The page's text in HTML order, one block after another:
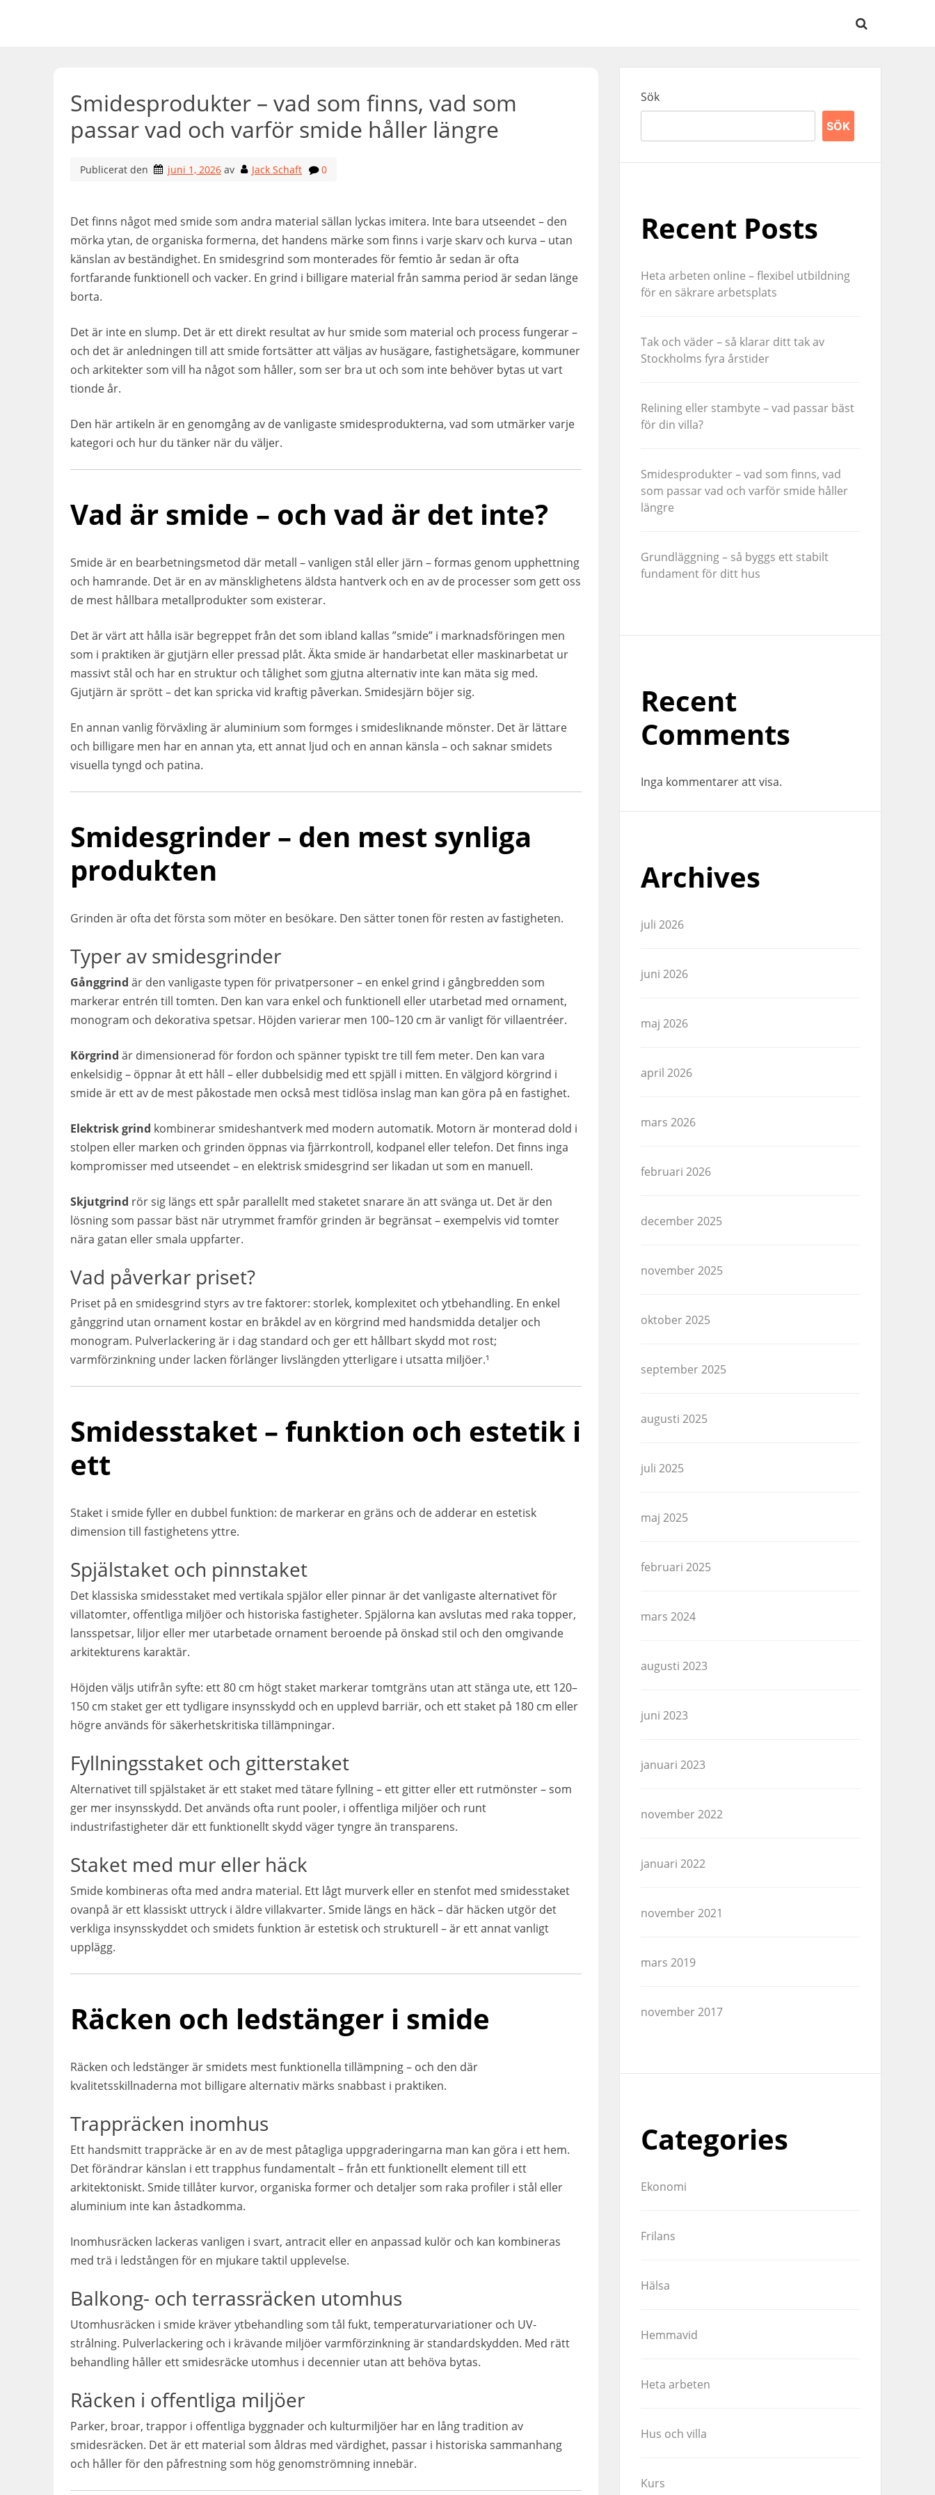
Smidesprodukter – vad som finns, vad som
passar vad och varför smide håller längre
Publicerat den juni 1, 2026 av Jack Schaft 0
Det finns något med smide som andra material sällan lyckas imitera. Inte bara utseendet – den
mörka ytan, de organiska formerna, det handens märke som finns i varje skarv och kurva – utan
känslan av beständighet. En smidesgrind som monterades för femtio år sedan är ofta
fortfarande funktionell och vacker. En grind i billigare material från samma period är sedan länge
borta.
Det är inte en slump. Det är ett direkt resultat av hur smide som material och process fungerar –
och det är anledningen till att smide fortsätter att väljas av husägare, fastighetsägare, kommuner
och arkitekter som vill ha något som håller, som ser bra ut och som inte behöver bytas ut vart
tionde år.
Den här artikeln är en genomgång av de vanligaste smidesprodukterna, vad som utmärker varje
kategori och hur du tänker när du väljer.
Vad är smide – och vad är det inte?
Smide är en bearbetningsmetod där metall – vanligen stål eller järn – formas genom upphettning
och hamrande. Det är en av mänsklighetens äldsta hantverk och en av de processer som gett oss
de mest hållbara metallprodukter som existerar.
Det är värt att hålla isär begreppet från det som ibland kallas ”smide” i marknadsföringen men
som i praktiken är gjutjärn eller pressad plåt. Äkta smide är handarbetat eller maskinarbetat ur
massivt stål och har en struktur och tålighet som gjutna alternativ inte kan mäta sig med.
Gjutjärn är sprött – det kan spricka vid kraftig påverkan. Smidesjärn böjer sig.
En annan vanlig förväxling är aluminium som formges i smidesliknande mönster. Det är lättare
och billigare men har en annan yta, ett annat ljud och en annan känsla – och saknar smidets
visuella tyngd och patina.
Smidesgrinder – den mest synliga
produkten
Grinden är ofta det första som möter en besökare. Den sätter tonen för resten av fastigheten.
Typer av smidesgrinder
Gånggrind är den vanligaste typen för privatpersoner – en enkel grind i gångbredden som
markerar entrén till tomten. Den kan vara enkel och funktionell eller utarbetad med ornament,
monogram och dekorativa spetsar. Höjden varierar men 100–120 cm är vanligt för villaentréer.
Körgrind är dimensionerad för fordon och spänner typiskt tre till fem meter. Den kan vara
enkelsidig – öppnar åt ett håll – eller dubbelsidig med ett spjäll i mitten. En välgjord körgrind i
smide är ett av de mest påkostade men också mest tidlösa inslag man kan göra på en fastighet.
Elektrisk grind kombinerar smideshantverk med modern automatik. Motorn är monterad dold i
stolpen eller marken och grinden öppnas via fjärrkontroll, kodpanel eller telefon. Det finns inga
kompromisser med utseendet – en elektrisk smidesgrind ser likadan ut som en manuell.
Skjutgrind rör sig längs ett spår parallellt med staketet snarare än att svänga ut. Det är den
lösning som passar bäst när utrymmet framför grinden är begränsat – exempelvis vid tomter
nära gatan eller smala uppfarter.
Vad påverkar priset?
Priset på en smidesgrind styrs av tre faktorer: storlek, komplexitet och ytbehandling. En enkel
gånggrind utan ornament kostar en bråkdel av en körgrind med handsmidda detaljer och
monogram. Pulverlackering är i dag standard och ger ett hållbart skydd mot rost;
varmförzinkning under lacken förlänger livslängden ytterligare i utsatta miljöer.¹
Smidesstaket – funktion och estetik i
ett
Staket i smide fyller en dubbel funktion: de markerar en gräns och de adderar en estetisk
dimension till fastighetens yttre.
Spjälstaket och pinnstaket
Det klassiska smidesstaket med vertikala spjälor eller pinnar är det vanligaste alternativet för
villatomter, offentliga miljöer och historiska fastigheter. Spjälorna kan avslutas med raka topper,
lansspetsar, liljor eller mer utarbetade ornament beroende på önskad stil och den omgivande
arkitekturens karaktär.
Höjden väljs utifrån syfte: ett 80 cm högt staket markerar tomtgräns utan att stänga ute, ett 120–
150 cm staket ger ett tydligare insynsskydd och en upplevd barriär, och ett staket på 180 cm eller
högre används för säkerhetskritiska tillämpningar.
Fyllningsstaket och gitterstaket
Alternativet till spjälstaket är ett staket med tätare fyllning – ett gitter eller ett rutmönster – som
ger mer insynsskydd. Det används ofta runt pooler, i offentliga miljöer och runt
industrifastigheter där ett funktionellt skydd väger tyngre än transparens.
Staket med mur eller häck
Smide kombineras ofta med andra material. Ett lågt murverk eller en stenfot med smidesstaket
ovanpå är ett klassiskt uttryck i äldre villakvarter. Smide längs en häck – där häcken utgör det
verkliga insynsskyddet och smidets funktion är estetisk och strukturell – är ett annat vanligt
upplägg.
Räcken och ledstänger i smide
Räcken och ledstänger är smidets mest funktionella tillämpning – och den där
kvalitetsskillnaderna mot billigare alternativ märks snabbast i praktiken.
Trappräcken inomhus
Ett handsmitt trappräcke är en av de mest påtagliga uppgraderingarna man kan göra i ett hem.
Det förändrar känslan i ett trapphus fundamentalt – från ett funktionellt element till ett
arkitektoniskt. Smide tillåter kurvor, organiska former och detaljer som raka profiler i stål eller
aluminium inte kan åstadkomma.
Inomhusräcken lackeras vanligen i svart, antracit eller en anpassad kulör och kan kombineras
med trä i ledstången för en mjukare taktil upplevelse.
Balkong- och terrassräcken utomhus
Utomhusräcken i smide kräver ytbehandling som tål fukt, temperaturvariationer och UV-
strålning. Pulverlackering och i krävande miljöer varmförzinkning är standardskydden. Med rätt
behandling håller ett smidesräcke utomhus i decennier utan att behöva bytas.
Räcken i offentliga miljöer
Parker, broar, trappor i offentliga byggnader och kulturmiljöer har en lång tradition av
smidesräcken. Det är ett material som åldras med värdighet, passar i historiska sammanhang
och håller för den påfrestning som hög genomströmning innebär.
Sök
SÖK
Recent Posts
Heta arbeten online – flexibel utbildning
för en säkrare arbetsplats
Tak och väder – så klarar ditt tak av
Stockholms fyra årstider
Relining eller stambyte – vad passar bäst
för din villa?
Smidesprodukter – vad som finns, vad
som passar vad och varför smide håller
längre
Grundläggning – så byggs ett stabilt
fundament för ditt hus
Recent
Comments
Inga kommentarer att visa.
Archives
juli 2026
juni 2026
maj 2026
april 2026
mars 2026
februari 2026
december 2025
november 2025
oktober 2025
september 2025
augusti 2025
juli 2025
maj 2025
februari 2025
mars 2024
augusti 2023
juni 2023
januari 2023
november 2022
januari 2022
november 2021
mars 2019
november 2017
Categories
Ekonomi
Frilans
Hälsa
Hemmavid
Heta arbeten
Hus och villa
Kurs